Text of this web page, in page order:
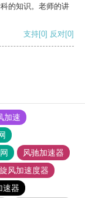
的知识。老师的讲
支持[0] 反对[0]
加速
风驰加速器
旋风加速度器
速器